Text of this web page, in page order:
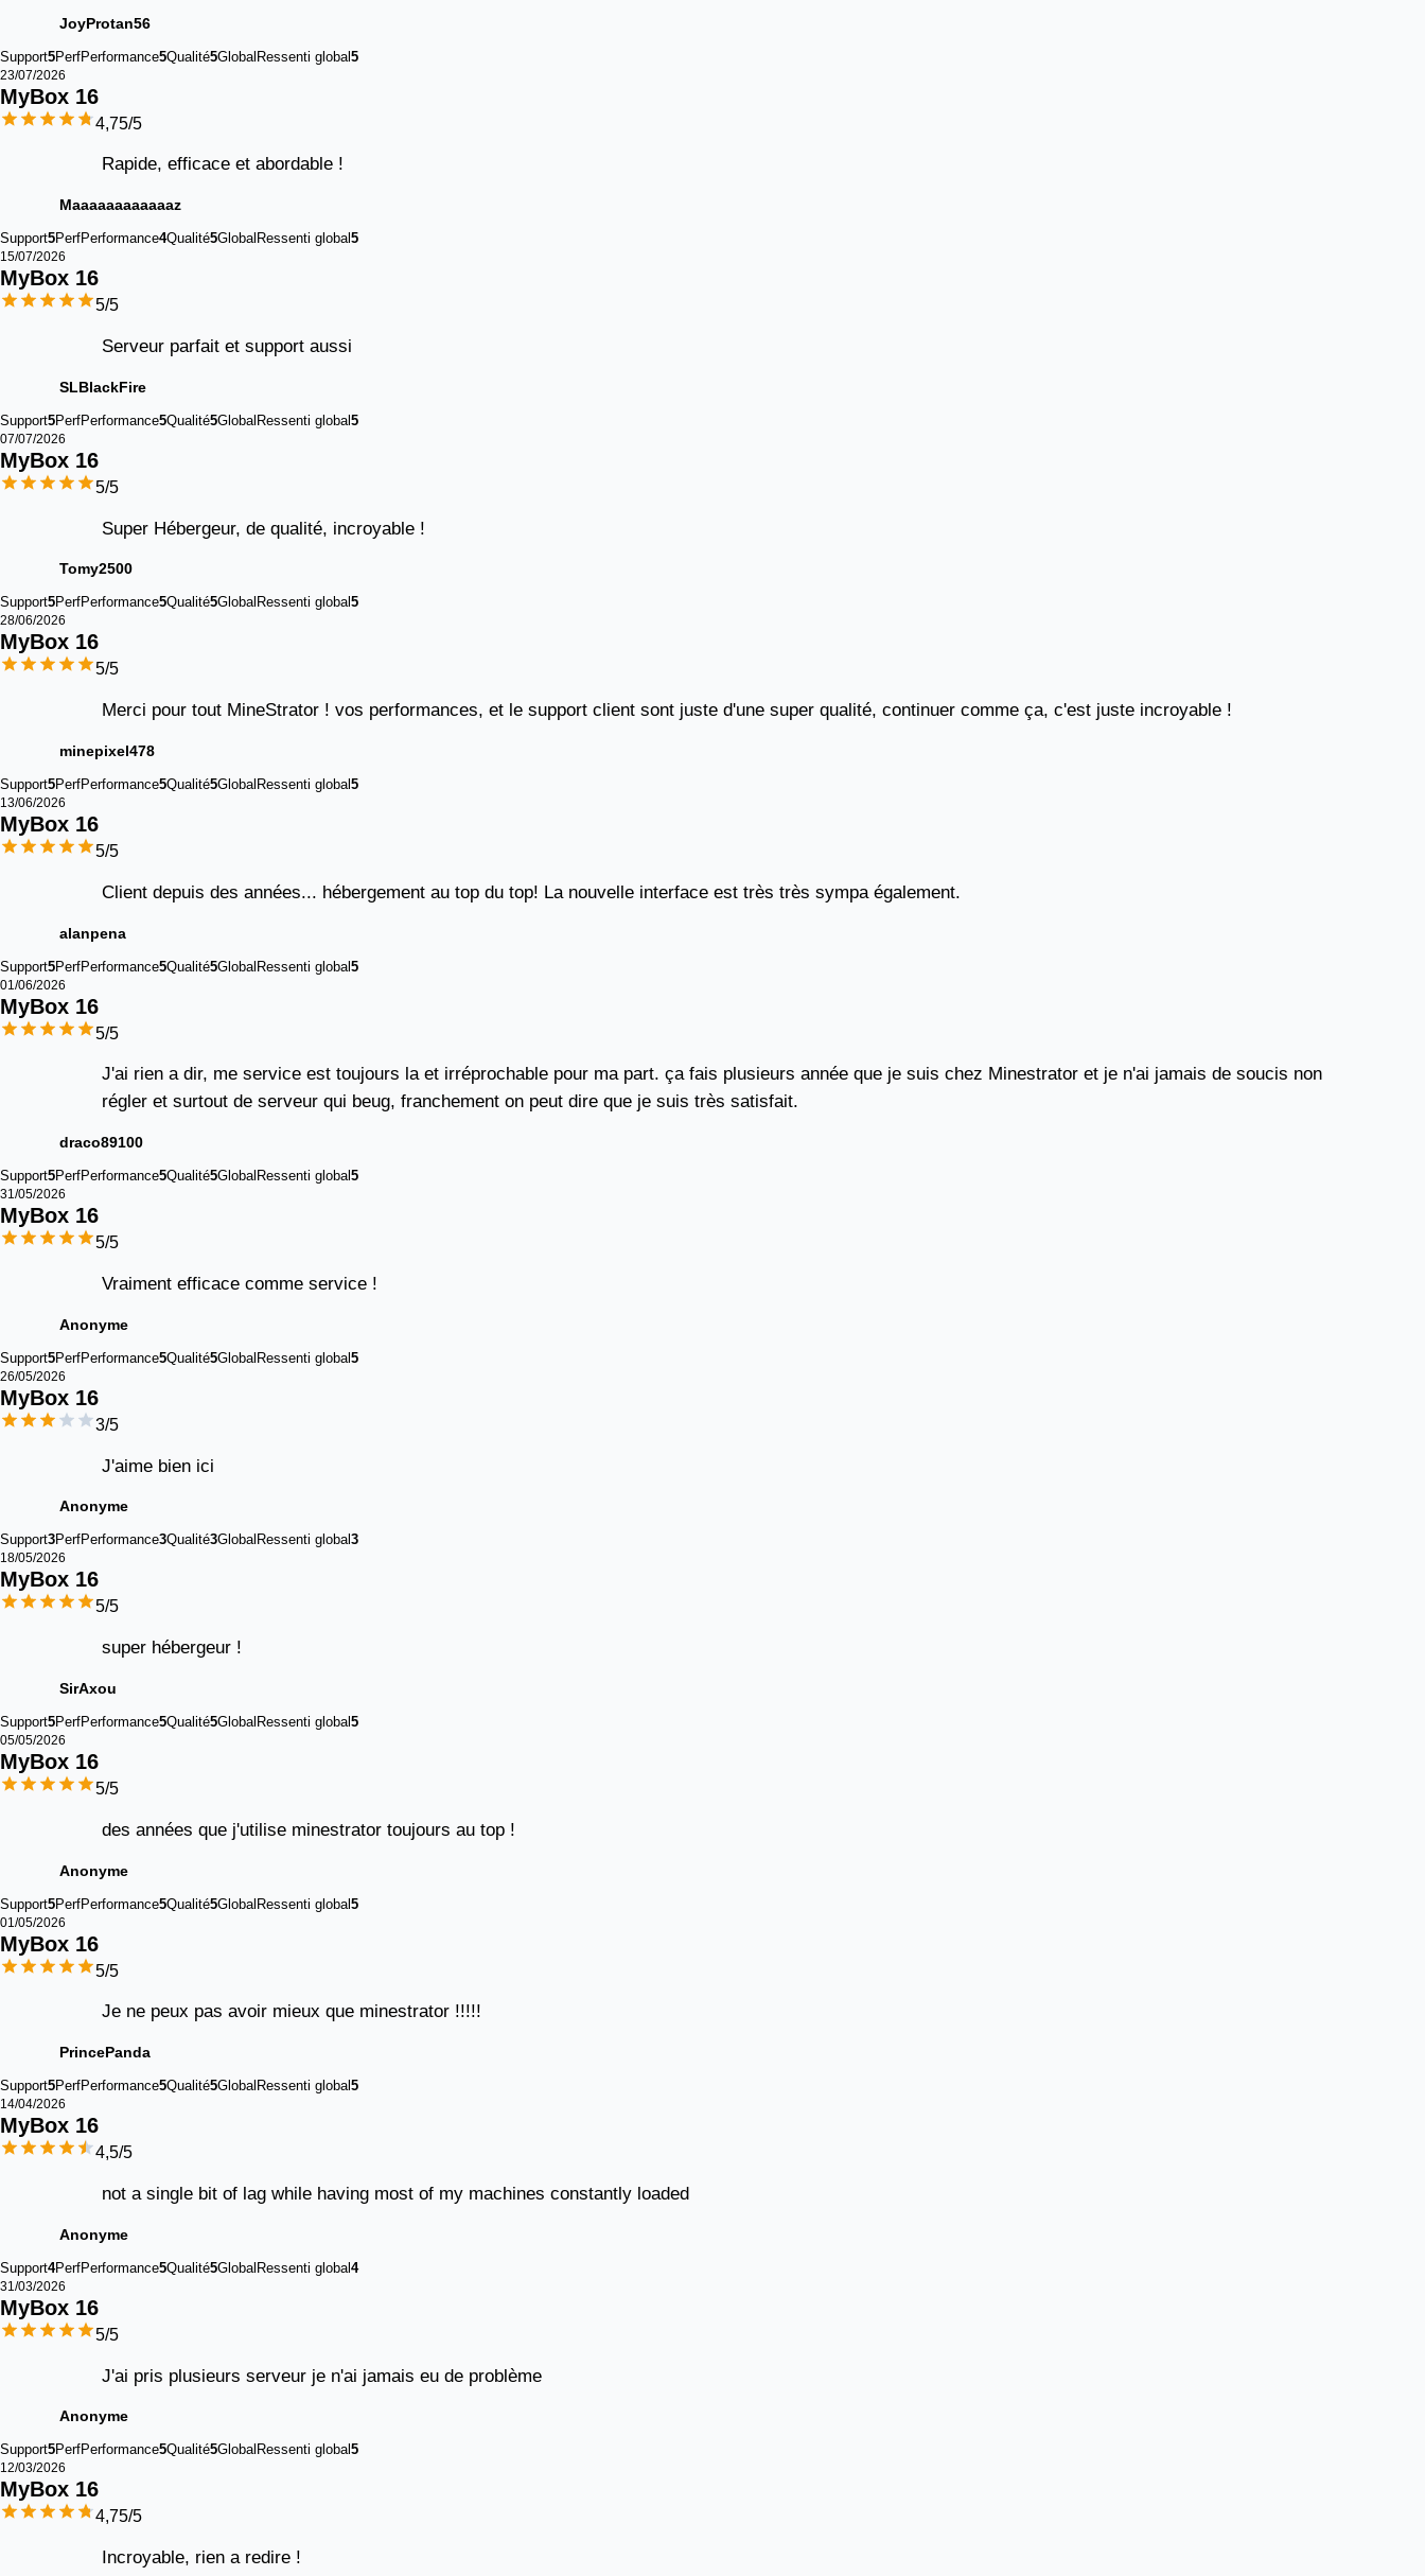
JoyProtan56
Support5PerfPerformance5Qualité5GlobalRessenti global5
23/07/2026
MyBox 16
4,75/5
Rapide, efficace et abordable !
Maaaaaaaaaaaaz
Support5PerfPerformance4Qualité5Global Ressenti global5
15/07/2026
MyBox 16
5/5
Serveur parfait et support aussi
SLBlackFire
Support5PerfPerformance5Qualité5Global Ressenti global 5
07/07/2026
MyBox 16
5/5
Super Hébergeur, de qualité, incroyable !
Tomy2500
Support5PerfPerformance5Qualité5Global Ressenti global5
28/06/2026
MyBox 16
5/5
Merci pour tout MineStrator ! vos performances, et le support client sont juste d'une super qualité, continuer comme ça, c'est juste incroyable !
minepixel478
Support5PerfPerformance5Qualité5Global Ressenti global 5
13/06/2026
MyBox 16
5/5
Client depuis des années... hébergement au top du top! La nouvelle interface est très très sympa également.
alanpena
Support5PerfPerformance5Qualité5GlobalRessenti global5
01/06/2026
MyBox 16
5/5
J'ai rien a dir, me service est toujours la et irréprochable pour ma part. ça fais plusieurs année que je suis chez Minestrator et je n'ai jamais de soucis non
régler et surtout de serveur qui beug, franchement on peut dire que je suis très satisfait.
draco89100
Support5PerfPerformance5Qualité5Global Ressenti global5
31/05/2026
MyBox 16
5/5
Vraiment efficace comme service !
Anonyme
Support5PerfPerformance5Qualité5Global Ressenti global 5
26/05/2026
MyBox 16
3/5
J'aime bien ici
Anonyme
Support3PerfPerformance3Qualité3Global Ressenti global3
18/05/2026
MyBox 16
5/5
super hébergeur !
SirAxou
Support5PerfPerformance5Qualité5Global Ressenti global 5
05/05/2026
MyBox 16
5/5
des années que j'utilise minestrator toujours au top !
Anonyme
Support5PerfPerformance5Qualité5GlobalRessenti global5
01/05/2026
MyBox 16
5/5
Je ne peux pas avoir mieux que minestrator !!!!!
PrincePanda
Support5PerfPerformance5Qualité5Global Ressenti global5
14/04/2026
MyBox 16
4,5/5
not a single bit of lag while having most of my machines constantly loaded
Anonyme
Support4PerfPerformance5Qualité5GlobalRessenti global4
31/03/2026
MyBox 16
5/5
J'ai pris plusieurs serveur je n'ai jamais eu de problème
Anonyme
Support5PerfPerformance5Qualité5Global Ressenti global5
12/03/2026
MyBox 16
4,75/5
Incroyable, rien a redire !